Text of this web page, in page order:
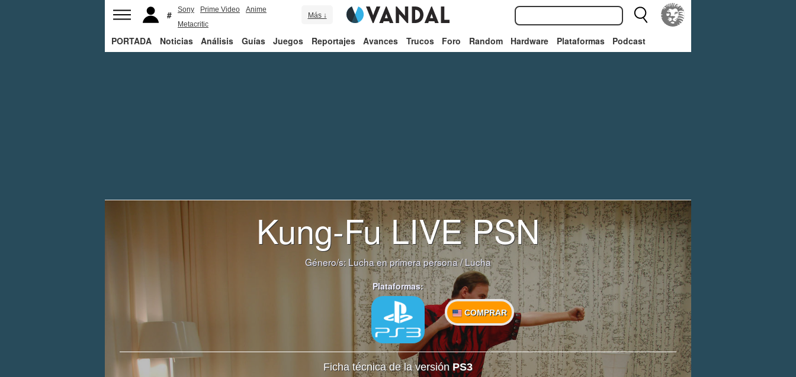
Sony Prime Video
Anime
Metacritic
Más ↓
PORTADA Noticias Análisis Guías Juegos Reportajes Avances Trucos Foro Random Hardware Plataformas Podcast
Kung-Fu LIVE PSN
Género/s: Lucha en primera persona/Lucha
Plataformas:
COMPRAR
Ficha técnica de la versiónPS3